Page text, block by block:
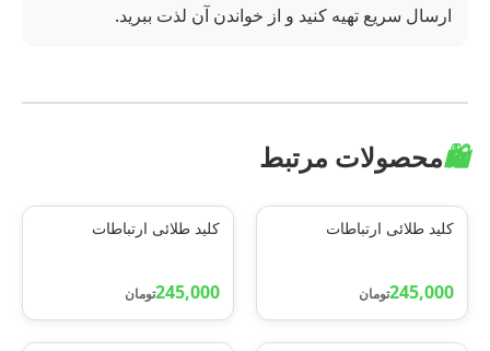
ارسال سریع تهیه کنید و از خواندن آن لذت ببرید.
🛍️محصولات مرتبط
کلید طلائی ارتباطات
245,000تومان
کلید طلائی ارتباطات
245,000تومان